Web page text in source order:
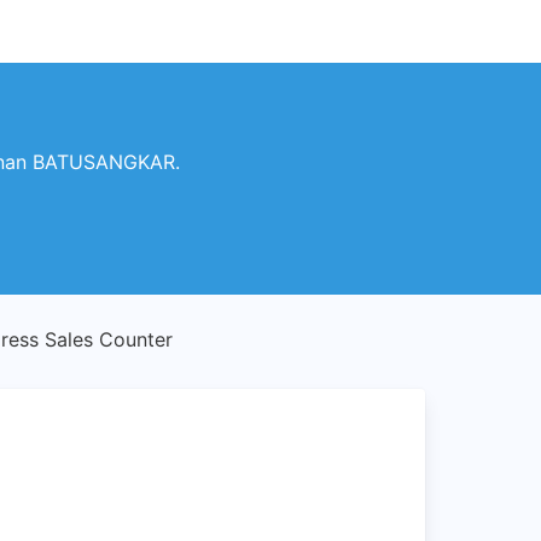
BATUSANGKAR.
Sales Counter